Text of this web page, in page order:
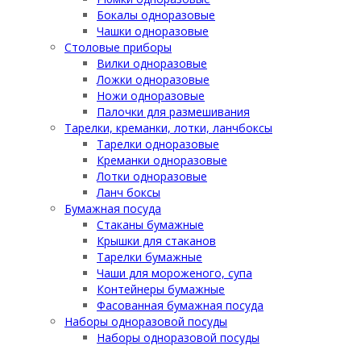
Бокалы одноразовые
Чашки одноразовые
Столовые приборы
Вилки одноразовые
Ложки одноразовые
Ножи одноразовые
Палочки для размешивания
Тарелки, креманки, лотки, ланчбоксы
Тарелки одноразовые
Креманки одноразовые
Лотки одноразовые
Ланч боксы
Бумажная посуда
Стаканы бумажные
Крышки для стаканов
Тарелки бумажные
Чаши для мороженого, супа
Контейнеры бумажные
Фасованная бумажная посуда
Наборы одноразовой посуды
Наборы одноразовой посуды